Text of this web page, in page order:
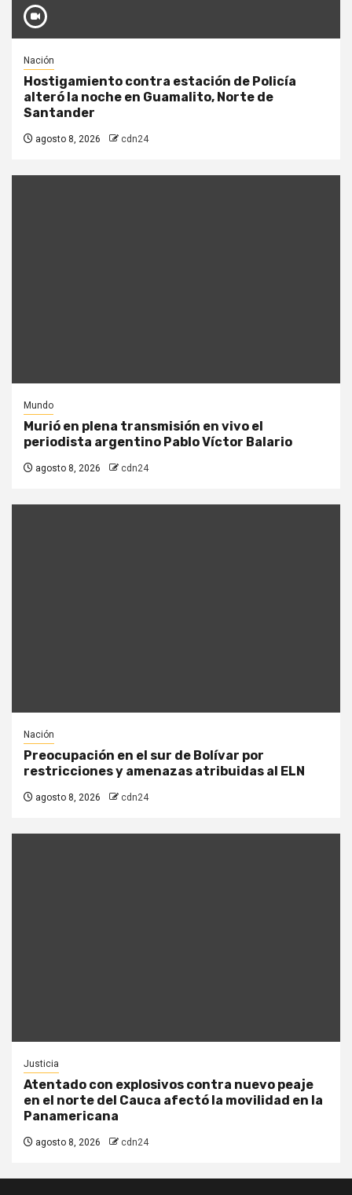
Nación
Hostigamiento contra estación de Policía
alteró la noche en Guamalito, Norte de
Santander
agosto 8, 2026 cdn24
Mundo
Murió en plena transmisión en vivo el
periodista argentino Pablo Víctor Balario
agosto 8, 2026 cdn24
Nación
Preocupación en el sur de Bolívar por
restricciones y amenazas atribuidas al ELN
agosto 8, 2026 cdn24
Justicia
Atentado con explosivos contra nuevo peaje
en el norte del Cauca afectó la movilidad en la
Panamericana
agosto 8, 2026 cdn24